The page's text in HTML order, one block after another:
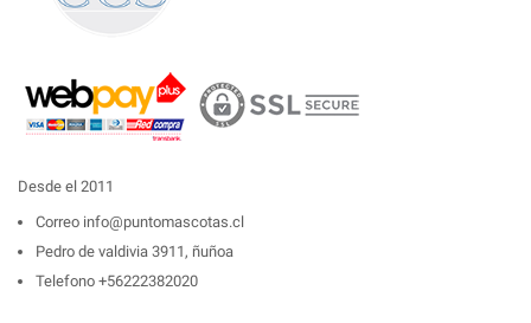
Desde el 2011
Correo info@puntomascotas.cl
Pedro de valdivia 3911, ñuñoa
Telefono +56222382020